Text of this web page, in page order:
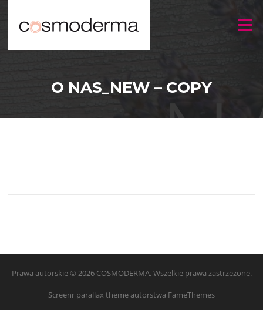
Menu
O NAS_NEW – COPY
Prawa autorskie © 2026 COSMODERMA. Wszelkie prawa zastrzeżone.
Screenr parallax themeautorstwa FameThemes